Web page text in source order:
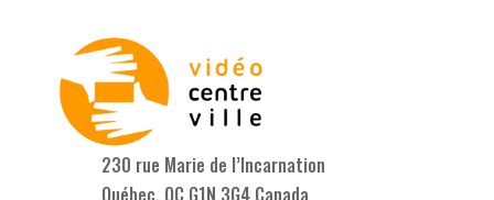
230 rue Marie de l’Incarnation
Québec, QC G1N 3G4 Canada